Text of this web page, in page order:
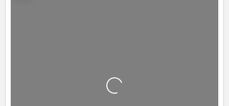
Cargando…